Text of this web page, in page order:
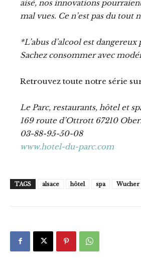
aisé, nos innovations
mal vues. Ce n’est pas du tout
*L’abus d’alcool est dangereux
Sachez consommer avec
Retrouvez toute notre série
Le Parc, restaurants, hôtel et
169 route d’Ottrott 67210
03-88-95-50-08
www.hotel-du-parc.com
TAGS alsace hôtel spa Wucher